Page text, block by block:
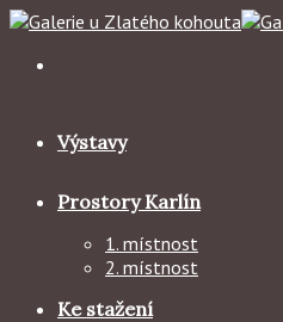
Skip
content
Výstavy
Prostory Karlín
1. místnost
2. místnost
Ke stažení